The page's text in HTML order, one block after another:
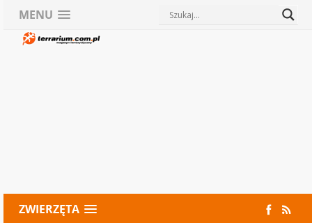
MENU
ZWIERZĘTA